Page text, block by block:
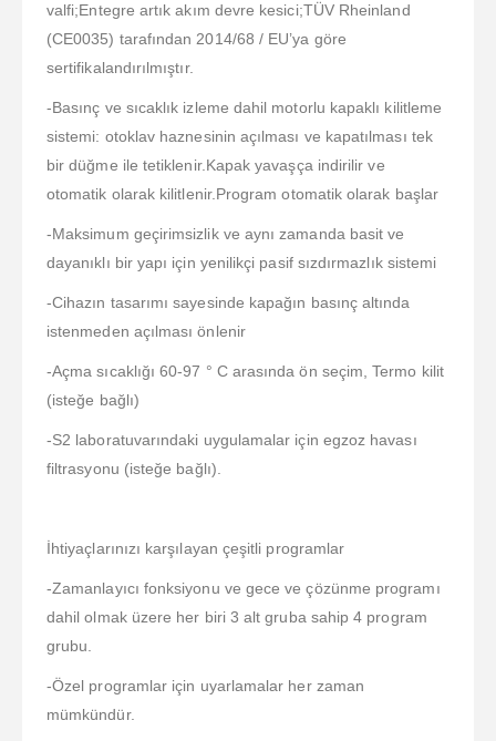
valfi;Entegre artık akım devre kesici;TÜV Rheinland
(CE0035) tarafından 2014/68 / EU’ya göre
sertifikalandırılmıştır.
-Basınç ve sıcaklık izleme dahil motorlu kapaklı kilitleme
sistemi: otoklav haznesinin açılması ve kapatılması tek
bir düğme ile tetiklenir.Kapak yavaşça indirilir ve
otomatik olarak kilitlenir.Program otomatik olarak başlar
-Maksimum geçirimsizlik ve aynı zamanda basit ve
dayanıklı bir yapı için yenilikçi pasif sızdırmazlık sistemi
-Cihazın tasarımı sayesinde kapağın basınç altında
istenmeden açılması önlenir
-Açma sıcaklığı 60-97 ° C arasında ön seçim, Termo kilit
(isteğe bağlı)
-S2 laboratuvarındaki uygulamalar için egzoz havası
filtrasyonu (isteğe bağlı).
İhtiyaçlarınızı karşılayan çeşitli programlar
-Zamanlayıcı fonksiyonu ve gece ve çözünme programı
dahil olmak üzere her biri 3 alt gruba sahip 4 program
grubu.
-Özel programlar için uyarlamalar her zaman
mümkündür.